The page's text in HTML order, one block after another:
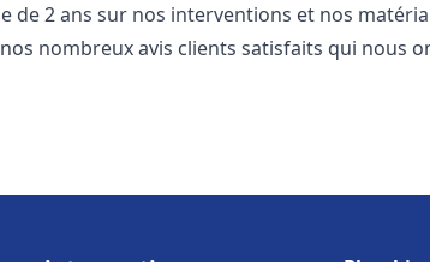
de 2 ans sur nos interventions et nos
nombreux avis clients satisfaits qui nous